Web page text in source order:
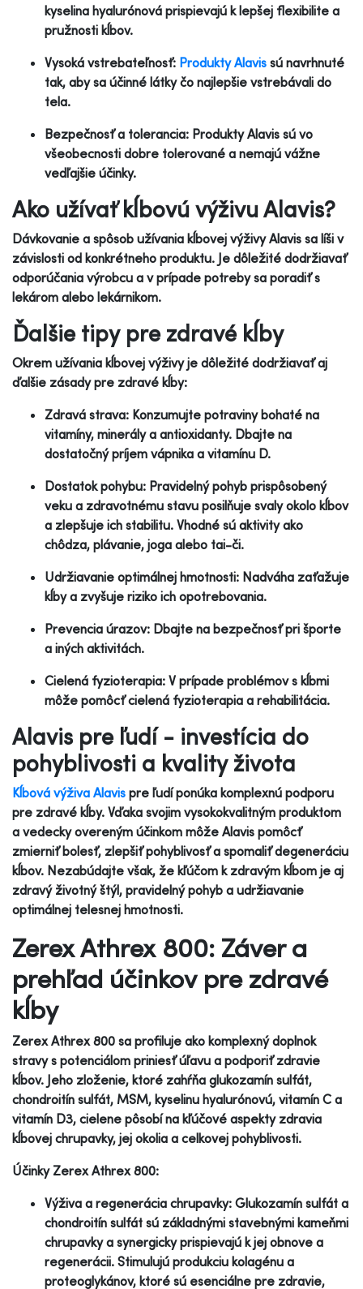
kyselina hyalurónová prispievajú k lepšej flexibilite a
pružnosti kĺbov.
Vysoká vstrebateľnosť: Produkty Alavis sú navrhnuté
tak, aby sa účinné látky čo najlepšie vstrebávali do
tela.
Bezpečnosť a tolerancia: Produkty Alavis sú vo
všeobecnosti dobre tolerované a nemajú vážne
vedľajšie účinky.
Ako užívať kĺbovú výživu Alavis?
Dávkovanie a spôsob užívania kĺbovej výživy Alavis sa líši v
závislosti od konkrétneho produktu. Je dôležité dodržiavať
odporúčania výrobcu a v prípade potreby sa poradiť s
lekárom alebo lekárnikom.
Ďalšie tipy pre zdravé kĺby
Okrem užívania kĺbovej výživy je dôležité dodržiavať aj
ďalšie zásady pre zdravé kĺby:
Zdravá strava: Konzumujte potraviny bohaté na
vitamíny, minerály a antioxidanty. Dbajte na
dostatočný príjem vápnika a vitamínu D.
Dostatok pohybu: Pravidelný pohyb prispôsobený
veku a zdravotnému stavu posilňuje svaly okolo kĺbov
a zlepšuje ich stabilitu. Vhodné sú aktivity ako
chôdza, plávanie, joga alebo tai-či.
Udržiavanie optimálnej hmotnosti: Nadváha zaťažuje
kĺby a zvyšuje riziko ich opotrebovania.
Prevencia úrazov: Dbajte na bezpečnosť pri športe
a iných aktivitách.
Cielená fyzioterapia: V prípade problémov s kĺbmi
môže pomôcť cielená fyzioterapia a rehabilitácia.
Alavis pre ľudí - investícia do
pohyblivosti a kvality života
Kĺbová výživa Alavis pre ľudí ponúka komplexnú podporu
pre zdravé kĺby. Vďaka svojim vysokokvalitným produktom
a vedecky overeným účinkom môže Alavis pomôcť
zmierniť bolesť, zlepšiť pohyblivosť a spomaliť degeneráciu
kĺbov. Nezabúdajte však, že kľúčom k zdravým kĺbom je aj
zdravý životný štýl, pravidelný pohyb a udržiavanie
optimálnej telesnej hmotnosti.
Zerex Athrex 800: Záver a
prehľad účinkov pre zdravé
kĺby
Zerex Athrex 800 sa profiluje ako komplexný doplnok
stravy s potenciálom priniesť úľavu a podporiť zdravie
kĺbov. Jeho zloženie, ktoré zahŕňa glukozamín sulfát,
chondroitín sulfát, MSM, kyselinu hyalurónovú, vitamín C a
vitamín D3, cielene pôsobí na kľúčové aspekty zdravia
kĺbovej chrupavky, jej okolia a celkovej pohyblivosti.
Účinky Zerex Athrex 800:
Výživa a regenerácia chrupavky: Glukozamín sulfát a
chondroitín sulfát sú základnými stavebnými kameňmi
chrupavky a synergicky prispievajú k jej obnove a
regenerácii. Stimulujú produkciu kolagénu a
proteoglykánov, ktoré sú esenciálne pre zdravie,